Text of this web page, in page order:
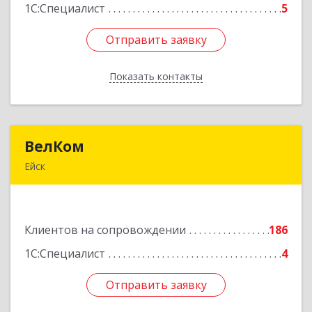
1С:Специалист
5
Отправить заявку
Показать контакты
Отправить заявку
Назад
ВелКом
Ейск
Клиентов на сопровождении
186
1С:Специалист
4
Отправить заявку
Подробнее
Отправить заявку